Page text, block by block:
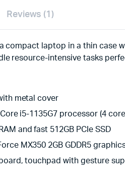
Reviews (1)
a compact laptop in a thin case
resource-intensive tasks
metal cover
i5-1135G7 processor (4
and fast 512GB PCIe SSD
MX350 2GB GDDR5
touchpad with gesture